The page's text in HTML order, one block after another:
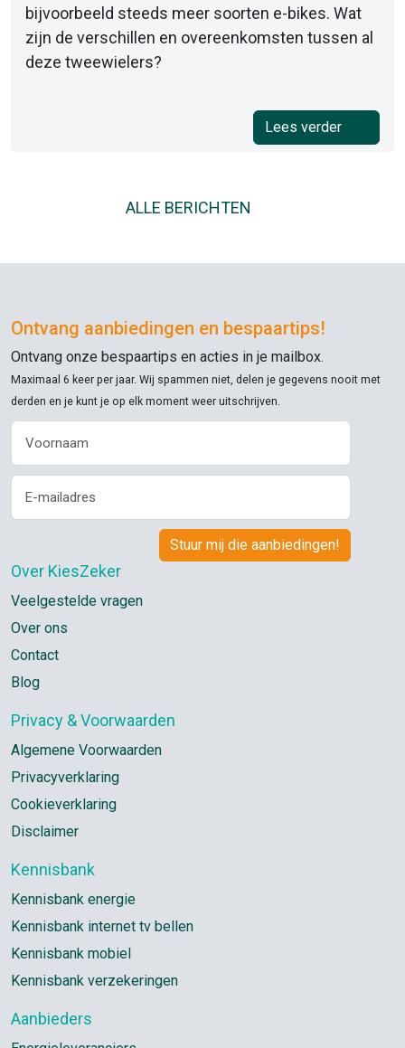
bijvoorbeeld steeds meer soorten e-bikes. Wat
zijn de verschillen en overeenkomsten tussen al
deze tweewielers?
Lees verder
ALLE BERICHTEN
Ontvang aanbiedingen en bespaartips!
Ontvang onze bespaartips en acties in je mailbox.
Maximaal 6 keer per jaar. Wij spammen niet, delen je gegevens nooit met
derden en je kunt je op elk moment weer uitschrijven.
Over KiesZeker
Veelgestelde vragen
Over ons
Contact
Blog
Privacy & Voorwaarden
Algemene Voorwaarden
Privacyverklaring
Cookieverklaring
Disclaimer
Kennisbank
Kennisbank energie
Kennisbank internet tv bellen
Kennisbank mobiel
Kennisbank verzekeringen
Aanbieders